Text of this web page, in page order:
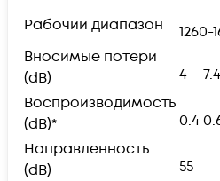
Рабочий диапазон
1260-
Вносимые потери
(dB)
4 7.4
Воспроизводимость
(dB)*
0.4
Направленность
(dB)
55